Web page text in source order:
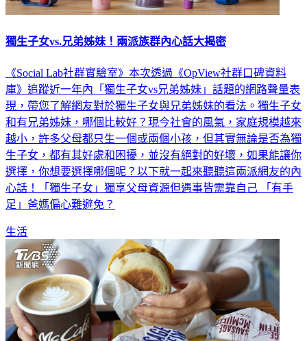
獨生子女vs.兄弟姊妹！兩派族群內心話大揭密
《Social Lab社群實驗室》本次透過《OpView社群口碑資料
庫》追蹤近一年內「獨生子女vs兄弟姊妹」話題的網路聲量表
現，帶您了解網友對於獨生子女與兄弟姊妹的看法。獨生子女
和有兄弟姊妹，哪個比較好？現今社會的風氣，家庭規模越來
越小，許多父母都只生一個或兩個小孩，但其實無論是否為獨
生子女，都有其好處和困擾，並沒有絕對的好壞，如果能讓你
選擇，你想要選擇哪個呢？以下就一起來聽聽這兩派網友的內
心話！「獨生子女」獨享父母資源但遇事皆需靠自己 「有手
足」爸媽偏心難避免？
生活